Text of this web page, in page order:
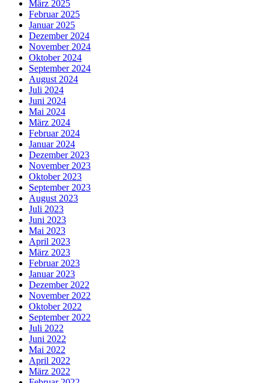
März 2025
Februar 2025
Januar 2025
Dezember 2024
November 2024
Oktober 2024
September 2024
August 2024
Juli 2024
Juni 2024
Mai 2024
März 2024
Februar 2024
Januar 2024
Dezember 2023
November 2023
Oktober 2023
September 2023
August 2023
Juli 2023
Juni 2023
Mai 2023
April 2023
März 2023
Februar 2023
Januar 2023
Dezember 2022
November 2022
Oktober 2022
September 2022
Juli 2022
Juni 2022
Mai 2022
April 2022
März 2022